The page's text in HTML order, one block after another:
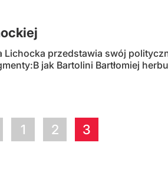
przedstawia swój
jak Bartolini Bartłomiej
1 2 3